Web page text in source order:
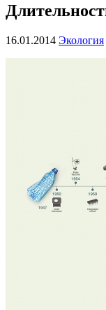
16.01.2014 Экология